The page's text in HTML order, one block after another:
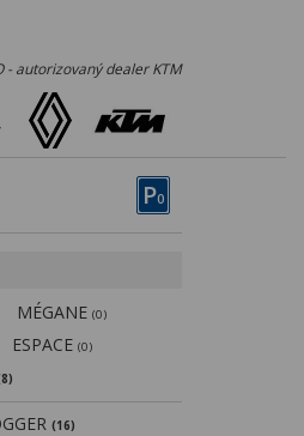
- autorizovaný dealer KTM
P0
MÉGANE(0)
ESPACE(0)
(16)